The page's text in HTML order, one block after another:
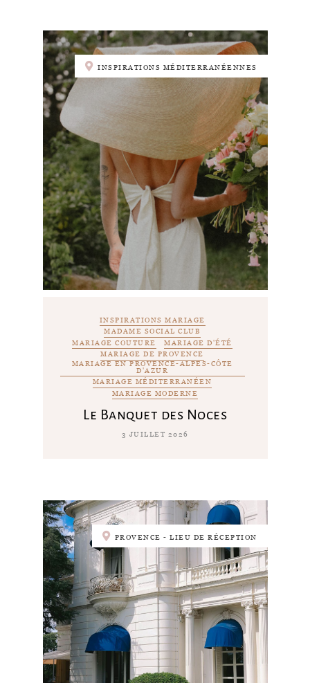
INSPIRATIONS MÉDITERRANÉENNES
INSPIRATIONS MARIAGE
MADAME SOCIAL CLUB
MARIAGE COUTURE
MARIAGE D'ÉTÉ
MARIAGE DE PROVENCE
MARIAGE EN PROVENCE-ALPES-CÔTE
D'AZUR
MARIAGE MÉDITERRANÉEN
MARIAGE MODERNE
Le Banquet des Noces
3 JUILLET 2026
PROVENCE - LIEU DE RÉCEPTION